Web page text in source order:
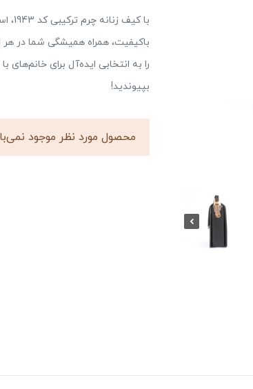
با
باکیفیت، همراه همیشگی شما در
را به انتخابی ایده‌آل برای
بپیوندید!
محصول مورد نظر موجود